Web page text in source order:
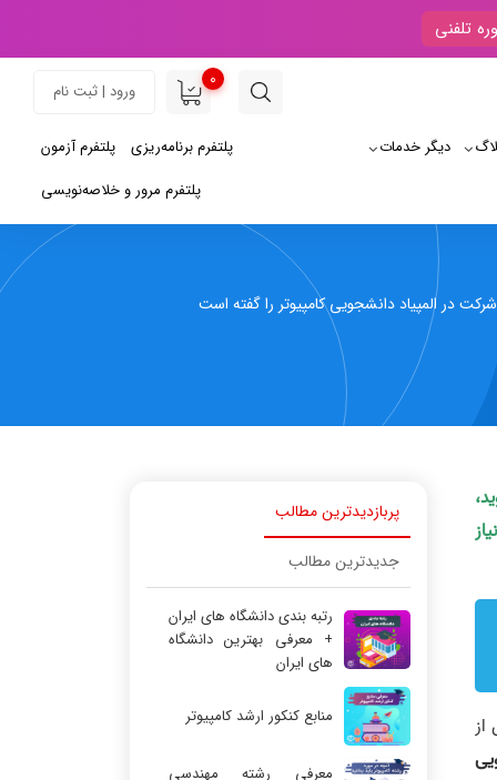
تلفنی
0
ورود | ثبت نام
دیگر خدمات پلتفرم آزمون
پلتفرم برنامه‌ریزی
پلتفرم مرور و خلاصه‌نویسی
در المپیاد دانشجویی کامپیوتر را گفته است
پربازدیدترین مطالب
جدیدترین مطالب
رتبه بندی دانشگاه های ایران
+ معرفی بهترین دانشگاه
های ایران
منابع کنکور ارشد کامپیوتر
معرفی رشته مهندسی